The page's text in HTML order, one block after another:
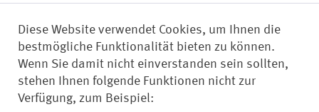
Diese Website verwendet Cookies, um Ihnen die
bestmögliche Funktionalität bieten zu können.
Wenn Sie damit nicht einverstanden sein sollten,
stehen Ihnen folgende Funktionen nicht zur
Verfügung, zum Beispiel: